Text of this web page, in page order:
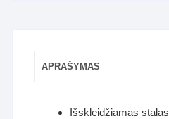
APRAŠYMAS
Išskleidžiamas stalas